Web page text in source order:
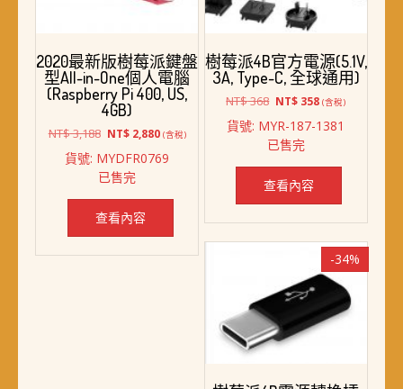
2020最新版樹莓派鍵盤
型All-in-One個人電腦
(Raspberry Pi 400, US,
4GB)
NT$3,188 原
價
格：
NT$ 3,188。
NT$2,880目
價
NT$ 2,880。
(含稅)
貨號: MYDFR0769
已售完
查看內容
樹莓派4B官方電源(5.1V,
3A, Type-C, 全球通用)
NT$368 原
價
格：
NT$ 368。
NT$ 358目
價
NT$ 358。
(含稅)
貨號: MYR-187-1381
已售完
查看內容
-34%